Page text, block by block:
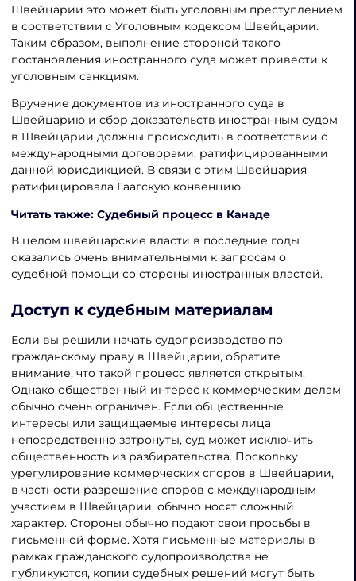
Швейцарии это может быть уголовным преступлением
в соответствии с Уголовным кодексом Швейцарии.
Таким образом, выполнение стороной такого
постановления иностранного суда может привести к
уголовным санкциям.
Вручение документов из иностранного суда в
Швейцарию и сбор доказательств иностранным судом
в Швейцарии должны происходить в соответствии с
международными договорами, ратифицированными
данной юрисдикцией. В связи с этим Швейцария
ратифицировала Гаагскую конвенцию.
Читать также: Судебный процесс в Канаде
В целом швейцарские власти в последние годы
оказались очень внимательными к запросам о
судебной помощи со стороны иностранных властей.
Доступ к судебным материалам
Если вы решили начать судопроизводство по
гражданскому праву в Швейцарии, обратите
внимание, что такой процесс является открытым.
Однако общественный интерес к коммерческим делам
обычно очень ограничен. Если общественные
интересы или защищаемые интересы лица
непосредственно затронуты, суд может исключить
общественность из разбирательства. Поскольку
урегулирование коммерческих споров в Швейцарии,
в частности разрешение споров с международным
участием в Швейцарии, обычно носят сложный
характер. Стороны обычно подают свои просьбы в
письменной форме. Хотя письменные материалы в
рамках гражданского судопроизводства не
публикуются, копии судебных решений могут быть